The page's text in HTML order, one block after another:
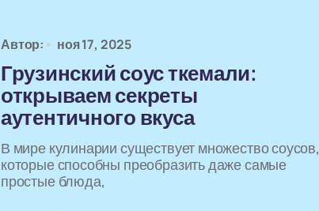
Автор: ноя 17, 2025
Грузинский соус ткемали:
открываем секреты
аутентичного вкуса
В мире кулинарии существует множество соусов,
которые способны преобразить даже самые
простые блюда,